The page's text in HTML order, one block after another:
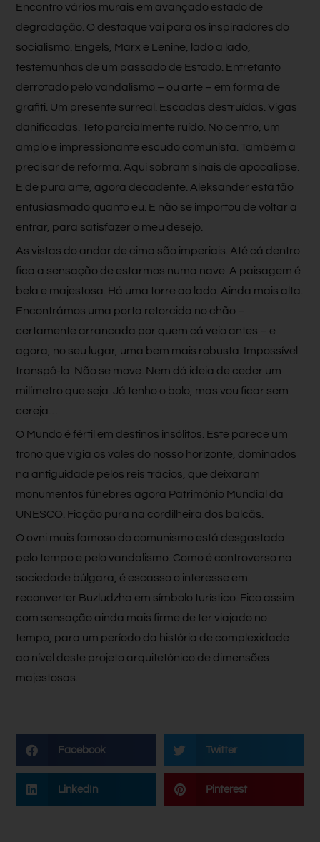
Encontro vários murais em avançado estado de
degradação. O destaque vai para os inspiradores do
socialismo. Engels, Marx e Lenine, lado a lado,
testemunhas de um passado de Estado. Entretanto
derrotado pelo vandalismo – ou arte – em forma de
grafiti. Um presente surreal. Escadas destruídas. Vigas
danificadas. Teto parcialmente ruído. No centro, um
amplo e impressionante escudo comunista. Também a
precisar de reforma. Aqui sobram sinais de apocalipse.
E de pura arte, agora decadente. Aleksander está tão
entusiasmado quanto eu. E não se importou de voltar a
entrar, para satisfazer o meu desejo.
As vistas do andar de cima são imperiais. Até cá dentro
fica a sensação de estarmos numa nave. A paisagem é
bela e majestosa. Há uma torre ao lado. Ainda mais alta.
Encontrámos uma porta retorcida no chão –
certamente arrancada por quem cá veio antes – e
agora, no seu lugar, uma bem mais robusta. Impossível
transpô-la. Não se move. Nem dá ideia de ceder um
milímetro que seja. Já tenho o bolo, mas vou ficar sem
cereja…
O Mundo é fértil em destinos insólitos. Este parece um
trono que vigia os vales do nosso horizonte, dominados
na antiguidade pelos reis trácios, que deixaram
monumentos fúnebres agora Património Mundial da
UNESCO. Ficção pura na cordilheira dos balcãs.
O ovni mais famoso do comunismo está desgastado
pelo tempo e pelo vandalismo. Como é controverso na
sociedade búlgara, é escasso o interesse em
reconverter Buzludzha em símbolo turístico. Fico assim
com sensação ainda mais firme de ter viajado no
tempo, para um período da história de complexidade
ao nível deste projeto arquitetónico de dimensões
majestosas.
Facebook Twitter
LinkedIn Pinterest